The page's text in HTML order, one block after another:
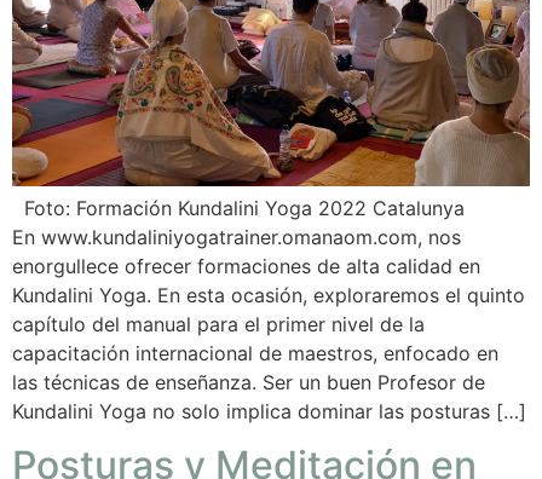
Foto: Formación Kundalini Yoga 2022 Catalunya
En www.kundaliniyogatrainer.omanaom.com, nos
enorgullece ofrecer formaciones de alta calidad en
Kundalini Yoga. En esta ocasión, exploraremos el quinto
capítulo del manual para el primer nivel de la
capacitación internacional de maestros, enfocado en
las técnicas de enseñanza. Ser un buen Profesor de
Kundalini Yoga no solo implica dominar las posturas […]
Posturas y Meditación en